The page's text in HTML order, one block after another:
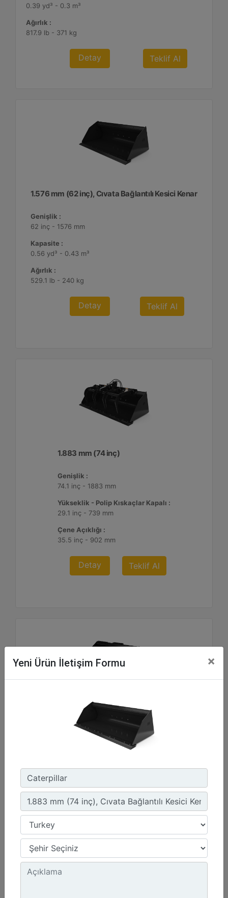
0.39 yd³ - 0.3 m³
Ağırlık :
817.9 lb - 371 kg
Detay Teklif Al
1.576 mm (62 inç), Cıvata Bağlantılı Kesici Kenar
Genişlik :
62 inç - 1576 mm
Kapasite :
0.56 yd³ - 0.43 m³
Ağırlık :
529.1 lb - 240 kg
Detay Teklif Al
1.883 mm (74 inç)
Genişlik :
74.1 inç - 1883 mm
Yükseklik - Polip Kıskaçlar Kapalı :
29.1 inç - 739 mm
Çene Açıklığı :
35.5 inç - 902 mm
Detay Teklif Al
1.576 mm (62 inç), Cıvata Bağlantılı Kesici Kenar
Ağırlık :
440.9 lb - 200 kg
Yeni Ürün İletişim Formu ×